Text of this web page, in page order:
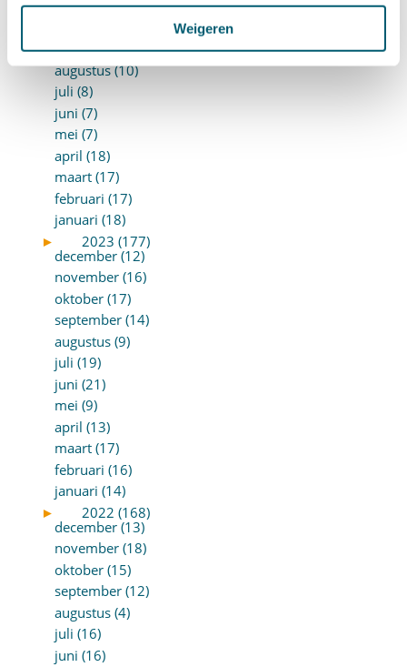
Weigeren
november (17)
september (9)
augustus (10)
juli (8)
juni (7)
mei (7)
april (18)
maart (17)
februari (17)
januari (18)
►
2023 (177)
december (12)
november (16)
oktober (17)
september (14)
augustus (9)
juli (19)
juni (21)
mei (9)
april (13)
maart (17)
februari (16)
januari (14)
►
2022 (168)
december (13)
november (18)
oktober (15)
september (12)
augustus (4)
juli (16)
juni (16)